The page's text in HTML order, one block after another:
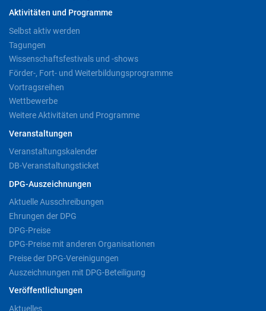
Aktivitäten und Programme
Selbst aktiv werden
Tagungen
Wissenschaftsfestivals und -shows
Förder-, Fort- und Weiterbildungsprogramme
Vortragsreihen
Wettbewerbe
Weitere Aktivitäten und Programme
Veranstaltungen
Veranstaltungskalender
DB-Veranstaltungsticket
DPG-Auszeichnungen
Aktuelle Ausschreibungen
Ehrungen der DPG
DPG-Preise
DPG-Preise mit anderen Organisationen
Preise der DPG-Vereinigungen
Auszeichnungen mit DPG-Beteiligung
Veröffentlichungen
Aktuelles